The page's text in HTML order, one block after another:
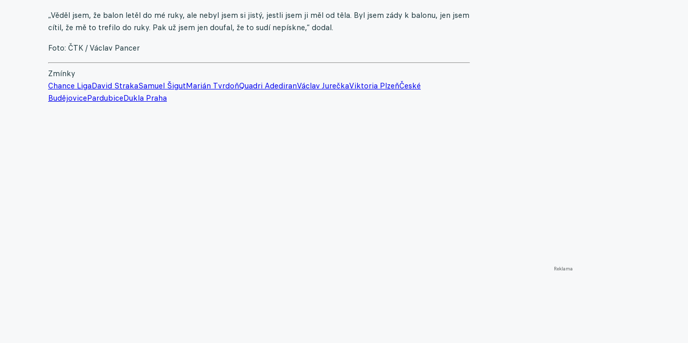
Reklama
„Věděl jsem, že balon letěl do mé ruky, ale nebyl jsem si jistý, jestli jsem ji měl od těla. Byl jsem zády k balonu, jen jsem
cítil, že mě to trefilo do ruky. Pak už jsem jen doufal, že to sudí nepískne,“ dodal.
Foto: ČTK / Václav Pancer
Zmínky
Chance LigaDavid StrakaSamuel ŠigutMarián TvrdoňQuadri AdediranVáclav JurečkaViktoria PlzeňČeské
BudějovicePardubiceDukla Praha